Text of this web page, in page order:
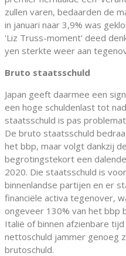
zullen varen, bedaarden de
in januari naar 3,9% was
'Liz Truss-moment' deed
yen sterkte weer aan
Bruto staatsschuld
Japan geeft daarmee een
een hoge schuldenlast tot
staatsschuld is pas
De bruto staatsschuld
het bbp, maar volgt dankzij
begrotingstekort een
2020. Die staatsschuld is
binnenlandse partijen en er
financiële activa tegenover,
ongeveer 130% van het bbp
Italië of binnen afzienbare
nettoschuld jammer genoeg
brutoschuld.